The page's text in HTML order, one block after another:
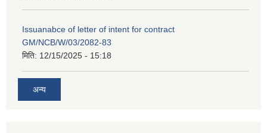
Issuanabce of letter of intent for contract
GM/NCB/W/03/2082-83
मिति: 12/15/2025 - 15:18
अन्य